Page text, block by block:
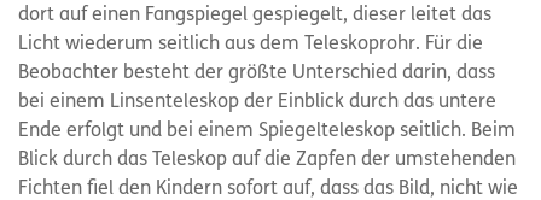
dort auf einen Fangspiegel gespiegelt, dieser leitet das
Licht wiederum seitlich aus dem Teleskoprohr. Für die
Beobachter besteht der größte Unterschied darin, dass
bei einem Linsenteleskop der Einblick durch das untere
Ende erfolgt und bei einem Spiegelteleskop seitlich. Beim
Blick durch das Teleskop auf die Zapfen der umstehenden
Fichten fiel den Kindern sofort auf, dass das Bild, nicht wie